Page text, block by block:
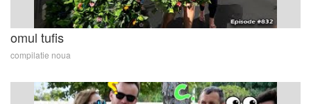
omul tufis
compilatie noua